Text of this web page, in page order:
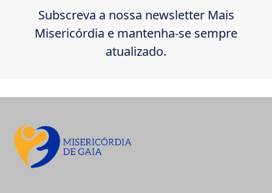
Subscreva a nossa newsletter Mais
Misericórdia e mantenha-se sempre
atualizado.